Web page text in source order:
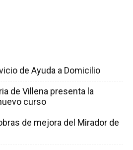
de Ayuda a Domicilio
de Villena presenta la
curso
de mejora del Mirador de